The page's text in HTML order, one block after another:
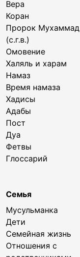
Вера
Коран
Пророк Мухаммад
(с.г.в.)
Омовение
Халяль и харам
Намаз
Время намаза
Хадисы
Адабы
Пост
Дуа
Фетвы
Глоссарий
Семья
Мусульманка
Дети
Семейная жизнь
Отношения с